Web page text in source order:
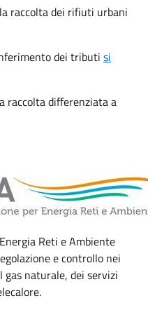
raccolta dei rifiuti urbani
dei tributi si
raccolta differenziata a
Reti e Ambiente
e controllo nei
naturale, dei servizi